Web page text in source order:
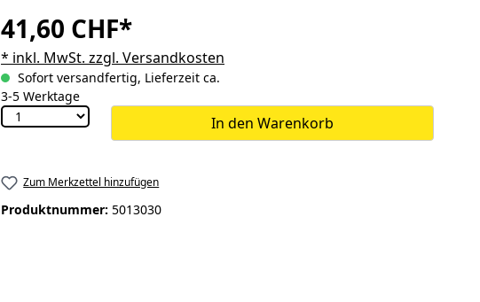
41,60 CHF*
* inkl. MwSt. zzgl. Versandkosten
Sofort versandfertig, Lieferzeit ca.
3-5 Werktage
In den Warenkorb
Zum Merkzettel hinzufügen
Produktnummer: 5013030